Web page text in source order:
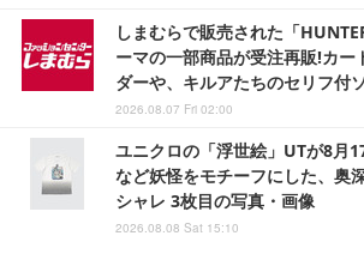
しまむらで販売された「
ーマの一部商品が受注再販!カー
ダーや、キルアたちのセリフ付
2026.08.07 Fri 02:00
ユニクロの「浮世絵」UTが8月
など妖怪をモチーフにした、奥
シャレ 3枚目の写真・画像
2026.08.08 Sat 15:10